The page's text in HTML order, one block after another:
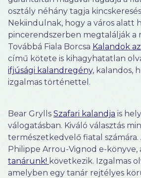
osztály néhány tagja
Nekiindulnak, hogy a város alatt
pincerendszerben megtalálják a
Továbbá Fiala Borcsa Kalandok
című kötete is kihagyhatatlan
ifjúsági kalandregény, kalandos,
izgalmas történettel.
Bear Grylls Szafari kalandja is
válogatásban. Kiváló választás
természetkedvelő fiatal számára.
Philippe Arrou-Vignod e-könyve,
tanárunk! következik. Izgalmas
amelyben egy tanár rejtélyes